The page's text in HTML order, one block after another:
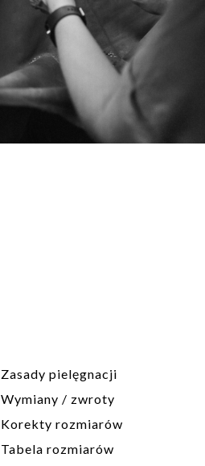
Zasady pielęgnacji
Wymiany / zwroty
Korekty rozmiarów
Tabela rozmiarów